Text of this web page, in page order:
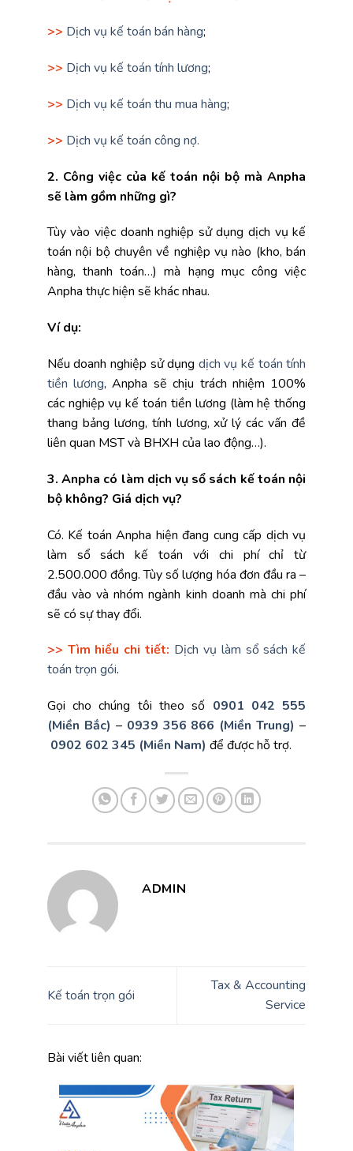
>> Dịch vụ kế toán bán hàng;
>> Dịch vụ kế toán tính lương;
>> Dịch vụ kế toán thu mua hàng;
>> Dịch vụ kế toán công nợ.
2. Công việc của kế toán nội bộ mà Anpha
sẽ làm gồm những gì?
Tùy vào việc doanh nghiệp sử dụng dịch vụ kế
toán nội bộ chuyên về nghiệp vụ nào (kho, bán
hàng, thanh toán…) mà hạng mục công việc
Anpha thực hiện sẽ khác nhau.
Ví dụ:
Nếu doanh nghiệp sử dụng dịch vụ kế toán tính
tiền lương, Anpha sẽ chịu trách nhiệm 100%
các nghiệp vụ kế toán tiền lương (làm hệ thống
thang bảng lương, tính lương, xử lý các vấn đề
liên quan MST và BHXH của lao động…).
3. Anpha có làm dịch vụ sổ sách kế toán nội
bộ không? Giá dịch vụ?
Có. Kế toán Anpha hiện đang cung cấp dịch vụ
làm sổ sách kế toán với chi phí chỉ từ
2.500.000 đồng. Tùy số lượng hóa đơn đầu ra –
đầu vào và nhóm ngành kinh doanh mà chi phí
sẽ có sự thay đổi.
>> Tìm hiểu chi tiết: Dịch vụ làm sổ sách kế
toán trọn gói.
Gọi cho chúng tôi theo số 0901 042 555
(Miền Bắc) – 0939 356 866 (Miền Trung) –
0902 602 345 (Miền Nam) để được hỗ trợ.
ADMIN
Kế toán trọn gói
Tax & Accounting
Service
Bài viết liên quan: